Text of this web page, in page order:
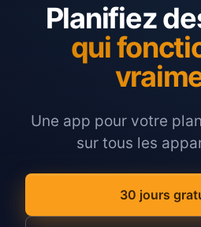
Planifiez
qui
Une app pour votre
sur tous les
30 jours